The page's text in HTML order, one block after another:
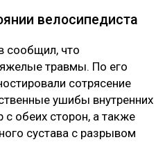
велосипедиста
сообщил, что
травмы. По его
сотрясение
ушибы внутренних
обеих сторон, а также
сустава с разрывом